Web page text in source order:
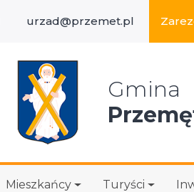
urzad@przemet.pl
Gmina
Mieszkańcy Turyści
Wyszukaj w